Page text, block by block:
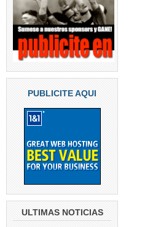
PUBLICITE AQUI
ULTIMAS NOTICIAS